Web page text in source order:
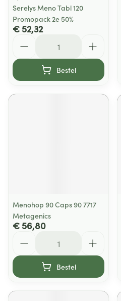
Serelys Meno Tabl 120
Promopack 2e 50%
€ 52,32
Bestel
Menohop 90 Caps 90 7717
Metagenics
€ 56,80
Bestel